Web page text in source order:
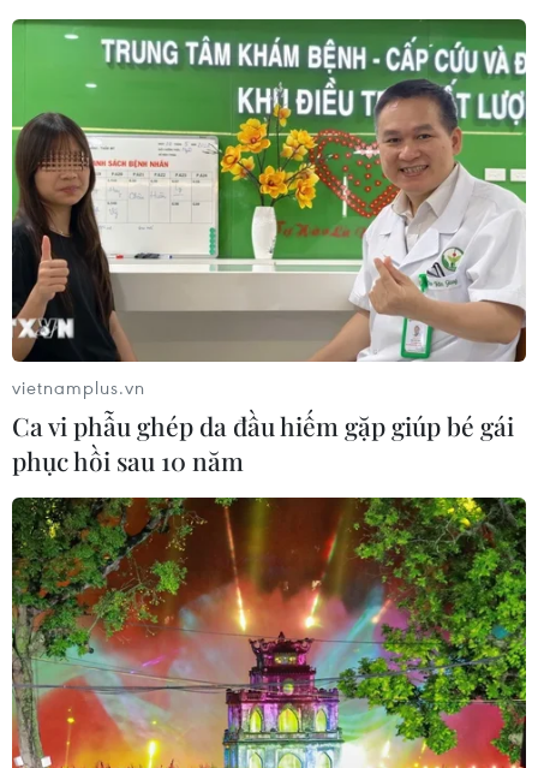
vietnamplus.vn
Ca vi phẫu ghép da đầu hiếm gặp giúp bé gái
phục hồi sau 10 năm